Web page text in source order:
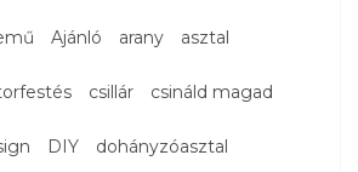
Ajánló arany asztal
csillár csináld magad
DIY dohányzóasztal